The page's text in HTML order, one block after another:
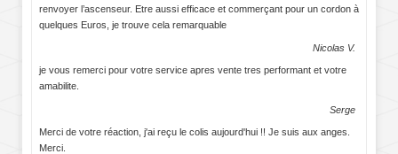
renvoyer l’ascenseur. Etre aussi efficace et commerçant pour un cordon à
quelques Euros, je trouve cela remarquable
Nicolas V.
je vous remerci pour votre service apres vente tres performant et votre
amabilite.
Serge
Merci de votre réaction, j'ai reçu le colis aujourd'hui !! Je suis aux anges.
Merci.